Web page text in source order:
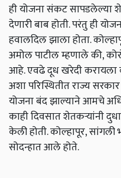
ही योजना संकट सापडलेल्या
देणारी बाब होती. परंतु ही
हवालदिल झाला होता.
अमोल पाटील म्हणाले की,
आहे. एवढे दूध खरेदी करायला
अशा परिस्थितीत राज्य
योजना बंद झाल्याने आमचे
काही दिवसात शेतकऱ्यांनी
केली होती. कोल्हापूर,
सोदन्हात आले होते.